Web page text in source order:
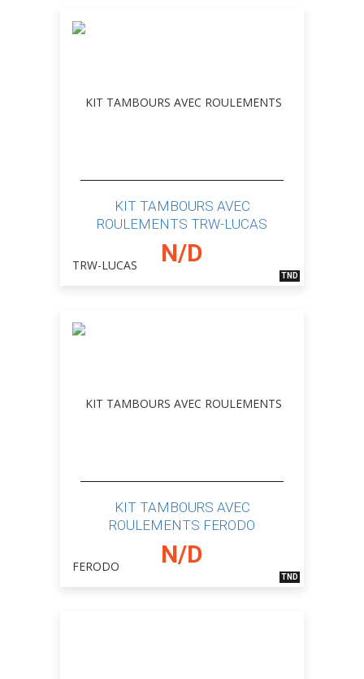
KIT TAMBOURS AVEC
ROULEMENTS TRW-LUCAS
N/D
TND
KIT TAMBOURS AVEC
ROULEMENTS FERODO
N/D
TND